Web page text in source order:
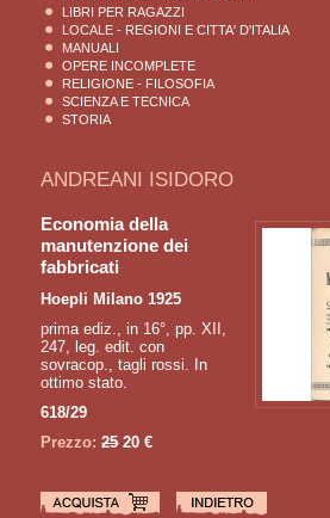
LIBRI PER RAGAZZI
LOCALE - REGIONI E CITTA' D'ITALIA
MANUALI
OPERE INCOMPLETE
RELIGIONE - FILOSOFIA
SCIENZA E TECNICA
STORIA
ANDREANI ISIDORO
Economia della
manutenzione dei
fabbricati
Hoepli Milano 1925
prima ediz., in 16°, pp. XII,
247, leg. edit. con
sovracop., tagli rossi. In
ottimo stato.
618/29
Prezzo: 2520 €